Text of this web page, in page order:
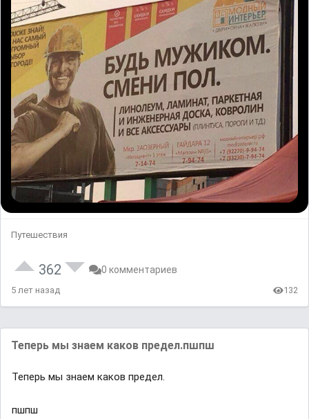
Путешествия
362 0 комментариев
5 лет назад 132
Teпepь мы знaeм кaкoв пpeдeл.пшпш
Teпepь мы знaeм кaкoв пpeдeл.
пшпш